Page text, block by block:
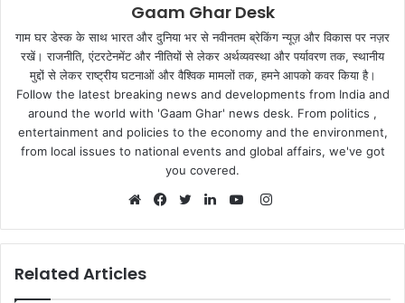
Gaam Ghar Desk
गाम घर डेस्क के साथ भारत और दुनिया भर से नवीनतम ब्रेकिंग न्यूज़ और विकास पर नज़र
रखें। राजनीति, एंटरटेनमेंट और नीतियों से लेकर अर्थव्यवस्था और पर्यावरण तक, स्थानीय
मुद्दों से लेकर राष्ट्रीय घटनाओं और वैश्विक मामलों तक, हमने आपको कवर किया है।
Follow the latest breaking news and developments from India and
around the world with 'Gaam Ghar' news desk. From politics ,
entertainment and policies to the economy and the environment,
from local issues to national events and global affairs, we've got
you covered.
Instagram
Related Articles